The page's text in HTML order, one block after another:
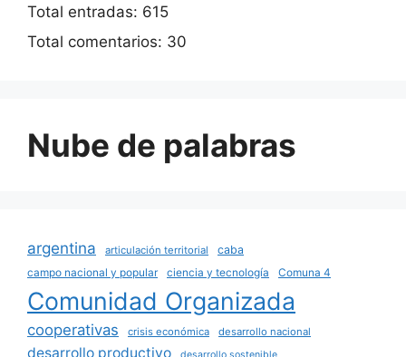
Total entradas: 615
Total comentarios: 30
Nube de palabras
argentina articulación territorial
caba
campo nacional y popular
ciencia y tecnología Comuna 4
Comunidad Organizada
cooperativas crisis económica desarrollo nacional
desarrollo productivo